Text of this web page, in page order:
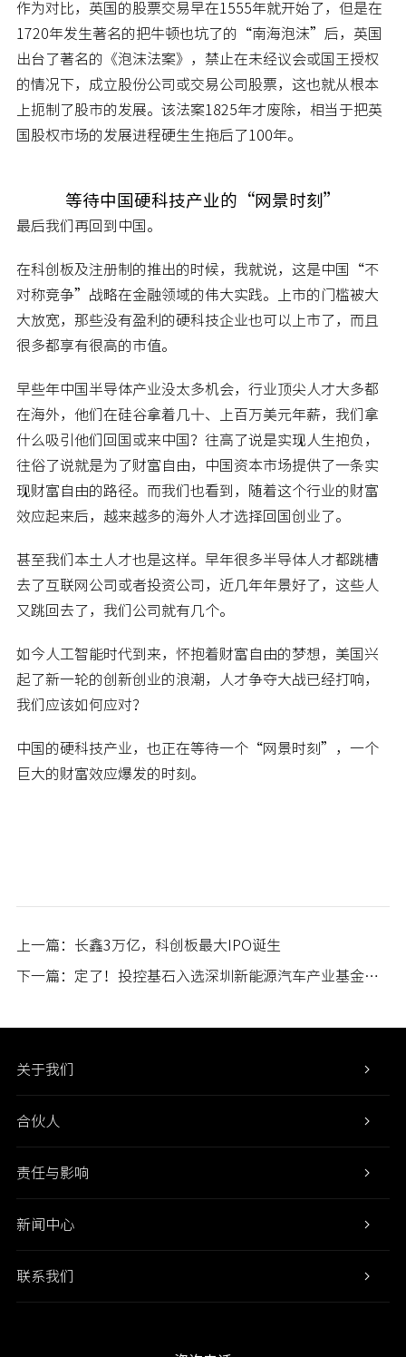
作为对比，英国的股票交易早在1555年就开始了，但是在
1720年发生著名的把牛顿也坑了的“南海泡沫”后，英国
出台了著名的《泡沫法案》，禁止在未经议会或国王授权
的情况下，成立股份公司或交易公司股票，这也就从根本
上扼制了股市的发展。该法案1825年才废除，相当于把英
国股权市场的发展进程硬生生拖后了100年。
等待中国硬科技产业的“网景时刻”
最后我们再回到中国。
在科创板及注册制的推出的时候，我就说，这是中国“不
对称竞争”战略在金融领域的伟大实践。上市的门槛被大
大放宽，那些没有盈利的硬科技企业也可以上市了，而且
很多都享有很高的市值。
早些年中国半导体产业没太多机会，行业顶尖人才大多都
在海外，他们在硅谷拿着几十、上百万美元年薪，我们拿
什么吸引他们回国或来中国？往高了说是实现人生抱负，
往俗了说就是为了财富自由，中国资本市场提供了一条实
现财富自由的路径。而我们也看到，随着这个行业的财富
效应起来后，越来越多的海外人才选择回国创业了。
甚至我们本土人才也是这样。早年很多半导体人才都跳槽
去了互联网公司或者投资公司，近几年年景好了，这些人
又跳回去了，我们公司就有几个。
如今人工智能时代到来，怀抱着财富自由的梦想，美国兴
起了新一轮的创新创业的浪潮，人才争夺大战已经打响，
我们应该如何应对？
中国的硬科技产业，也正在等待一个“网景时刻”，一个
巨大的财富效应爆发的时刻。
上一篇：长鑫3万亿，科创板最大IPO诞生
下一篇：定了！投控基石入选深圳新能源汽车产业基金管理人，助力深圳打造智能汽车创新城
关于我们
合伙人
责任与影响
新闻中心
联系我们